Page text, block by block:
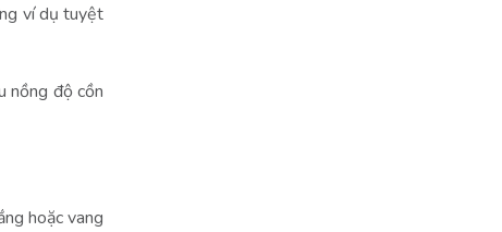
ví dụ tuyệt
nồng độ cồn
hoặc vang